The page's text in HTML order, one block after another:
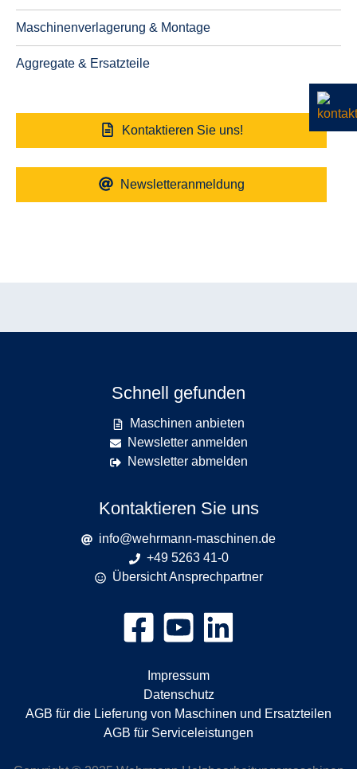
Maschinenverlagerung & Montage
Aggregate & Ersatzteile
Kontaktieren Sie uns!
Newsletteranmeldung
Schnell gefunden
Maschinen anbieten
Newsletter anmelden
Newsletter abmelden
Kontaktieren Sie uns
info@wehrmann-maschinen.de
+49 5263 41-0
Übersicht Ansprechpartner
Impressum
Datenschutz
AGB für die Lieferung von Maschinen und Ersatzteilen
AGB für Serviceleistungen